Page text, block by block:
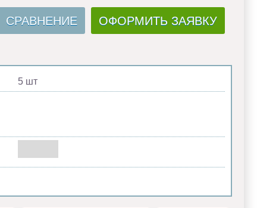
СРАВНЕНИЕ ОФОРМИТЬ ЗАЯВКУ
5 шт